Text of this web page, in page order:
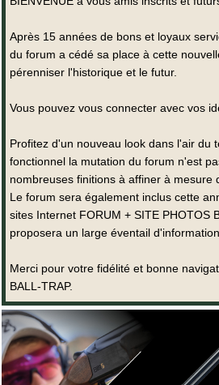
Après 15 années de bons et loyaux
du forum a cédé sa place à cette
pérenniser l'historique et le futur.
Vous pouvez vous connecter avec vos
Profitez d'un nouveau look dans l'air du
fonctionnel la mutation du forum n'est
nombreuses finitions à affiner à mesure
Le forum sera également inclus cette
sites Internet FORUM + SITE PHOTOS
proposera un large éventail
Merci pour votre fidélité et bonne
BALL-TRAP.